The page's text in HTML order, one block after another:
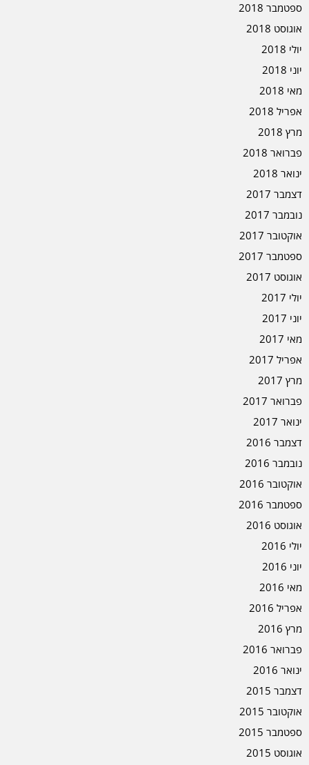
ספטמבר 2018
אוגוסט 2018
יולי 2018
יוני 2018
מאי 2018
אפריל 2018
מרץ 2018
פברואר 2018
ינואר 2018
דצמבר 2017
נובמבר 2017
אוקטובר 2017
ספטמבר 2017
אוגוסט 2017
יולי 2017
יוני 2017
מאי 2017
אפריל 2017
מרץ 2017
פברואר 2017
ינואר 2017
דצמבר 2016
נובמבר 2016
אוקטובר 2016
ספטמבר 2016
אוגוסט 2016
יולי 2016
יוני 2016
מאי 2016
אפריל 2016
מרץ 2016
פברואר 2016
ינואר 2016
דצמבר 2015
אוקטובר 2015
ספטמבר 2015
אוגוסט 2015